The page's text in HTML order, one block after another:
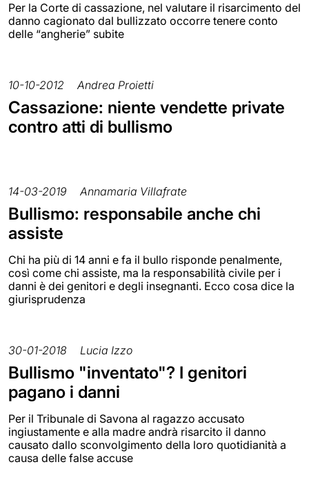
Per la Corte di cassazione, nel valutare il risarcimento del
danno cagionato dal bullizzato occorre tenere conto
delle “angherie” subite
10-10-2012 Andrea Proietti
Cassazione: niente vendette private
contro atti di bullismo
14-03-2019 Annamaria Villafrate
Bullismo: responsabile anche chi
assiste
Chi ha più di 14 anni e fa il bullo risponde penalmente,
così come chi assiste, ma la responsabilità civile per i
danni è dei genitori e degli insegnanti. Ecco cosa dice la
giurisprudenza
30-01-2018 Lucia Izzo
Bullismo "inventato"? I genitori
pagano i danni
Per il Tribunale di Savona al ragazzo accusato
ingiustamente e alla madre andrà risarcito il danno
causato dallo sconvolgimento della loro quotidianità a
causa delle false accuse